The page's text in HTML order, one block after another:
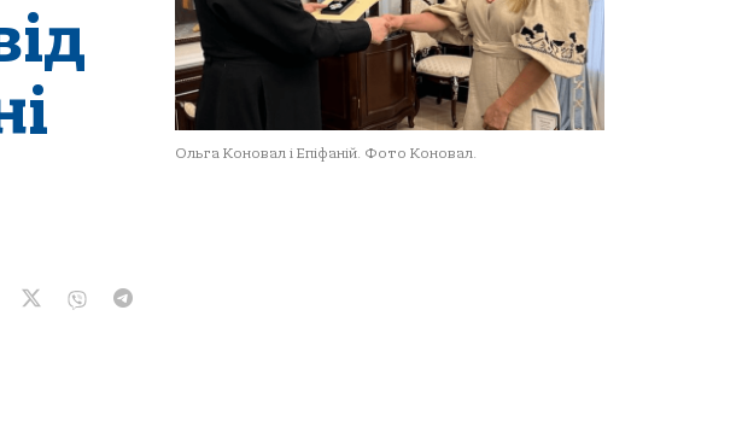
Ольга Коновал і Епіфаній. Фото Коновал.